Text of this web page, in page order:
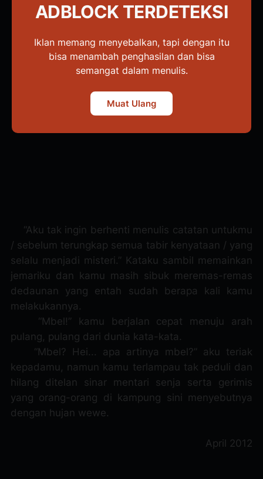
“Aku tak ingin berhenti menulis catatan untukmu
/ sebelum terungkap semua tabir kenyataan / yang
selalu menjadi misteri.” Kataku sambil memainkan
jemariku dan kamu masih sibuk meremas-remas
dedaunan yang entah sudah berapa kali kamu
melakukannya.
“Mbel!” kamu berjalan cepat menuju arah
pulang, pulang dari dunia kata-kata.
“Mbel? Hei... apa artinya mbel?” aku teriak
kepadamu, namun kamu terlampau tak peduli dan
hilang ditelan sinar mentari senja serta gerimis
yang orang-orang di kampung sini menyebutnya
dengan hujan wewe.
April 2012
ADBLOCK TERDETEKSI
Iklan memang menyebalkan, tapi dengan itu
bisa menambah penghasilan dan bisa
semangat dalam menulis.
Muat Ulang